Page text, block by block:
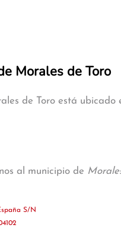
Morales de Toro
de Toro está ubicado
al municipio de
S/N